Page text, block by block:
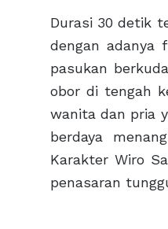
Durasi 30 detik
dengan adanya
pasukan
obor di tengah
wanita dan pria
berdaya
Karakter Wiro
penasaran